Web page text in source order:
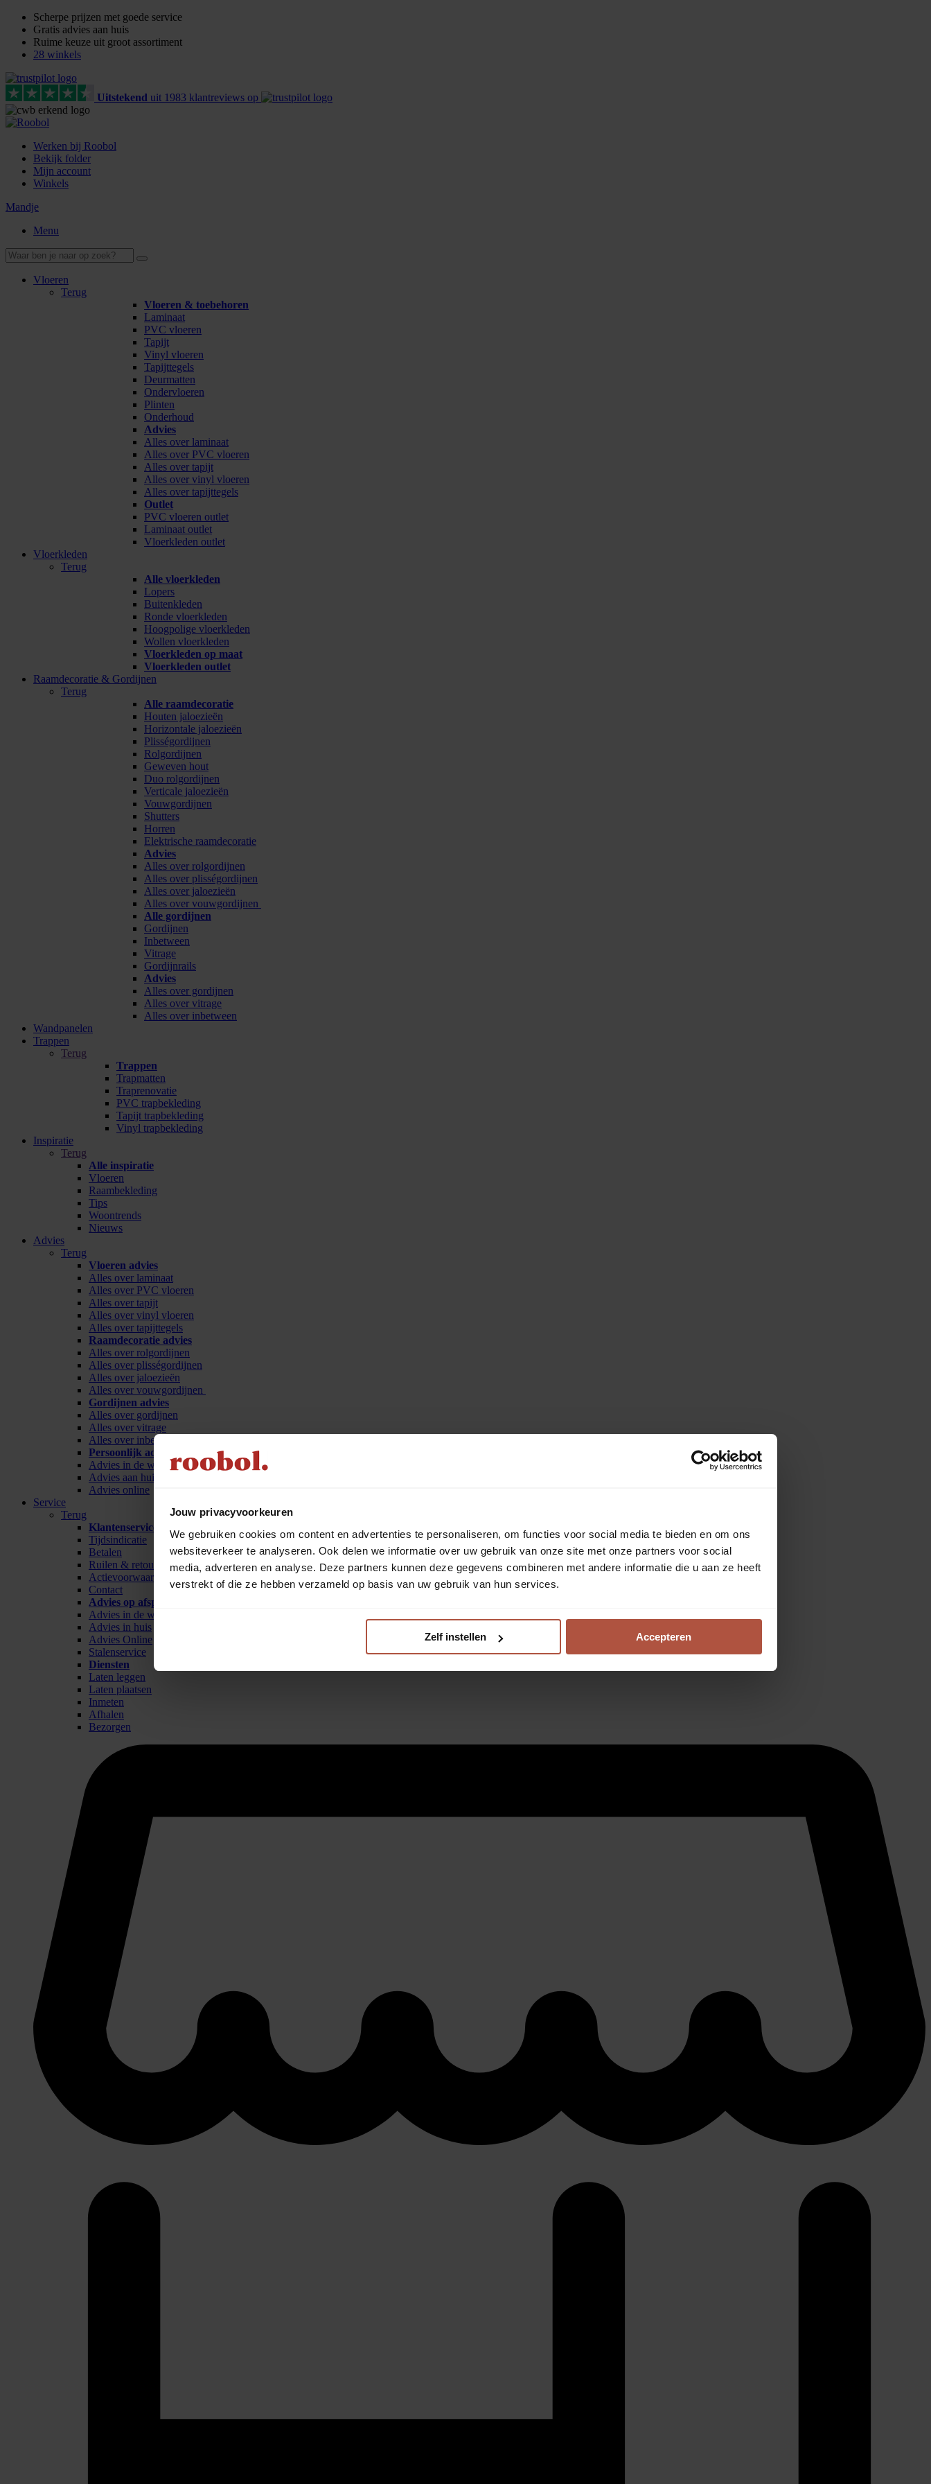
Jouw privacyvoorkeuren
We gebruiken cookies om content en advertenties te personaliseren, om functies voor social media te bieden en om ons
websiteverkeer te analyseren. Ook delen we informatie over uw gebruik van onze site met onze partners voor social
media, adverteren en analyse. Deze partners kunnen deze gegevens combineren met andere informatie die u aan ze heeft
verstrekt of die ze hebben verzameld op basis van uw gebruik van hun services.
Zelf instellen Accepteren
Scherpe prijzen met goede service
Gratis advies aan huis
Ruime keuze uit groot assortiment
28 winkels
Uitstekend uit 1983 klantreviews op
Werken bij Roobol
Bekijk folder
Mijn account
Winkels
Mandje
Menu
Vloeren
Terug
Vloeren & toebehoren
Laminaat
PVC vloeren
Tapijt
Vinyl vloeren
Tapijttegels
Deurmatten
Ondervloeren
Plinten
Onderhoud
Advies
Alles over laminaat
Alles over PVC vloeren
Alles over tapijt
Alles over vinyl vloeren
Alles over tapijttegels
Outlet
PVC vloeren outlet
Laminaat outlet
Vloerkleden outlet
Vloerkleden
Terug
Alle vloerkleden
Lopers
Buitenkleden
Ronde vloerkleden
Hoogpolige vloerkleden
Wollen vloerkleden
Vloerkleden op maat
Vloerkleden outlet
Raamdecoratie & Gordijnen
Terug
Alle raamdecoratie
Houten jaloezieën
Horizontale jaloezieën
Plisségordijnen
Rolgordijnen
Geweven hout
Duo rolgordijnen
Verticale jaloezieën
Vouwgordijnen
Shutters
Horren
Elektrische raamdecoratie
Advies
Alles over rolgordijnen
Alles over plisségordijnen
Alles over jaloezieën
Alles over vouwgordijnen
Alle gordijnen
Gordijnen
Inbetween
Vitrage
Gordijnrails
Advies
Alles over gordijnen
Alles over vitrage
Alles over inbetween
Wandpanelen
Trappen
Terug
Trappen
Trapmatten
Traprenovatie
PVC trapbekleding
Tapijt trapbekleding
Vinyl trapbekleding
Inspiratie
Terug
Alle inspiratie
Vloeren
Raambekleding
Tips
Woontrends
Nieuws
Advies
Terug
Vloeren advies
Alles over laminaat
Alles over PVC vloeren
Alles over tapijt
Alles over vinyl vloeren
Alles over tapijttegels
Raamdecoratie advies
Alles over rolgordijnen
Alles over plisségordijnen
Alles over jaloezieën
Alles over vouwgordijnen
Gordijnen advies
Alles over gordijnen
Alles over vitrage
Alles over inbetween
Persoonlijk advies
Advies in de winkel
Advies aan huis
Advies online
Service
Terug
Klantenservice
Tijdsindicatie
Betalen
Ruilen & retour
Actievoorwaarden
Contact
Advies op afspraak
Advies in de winkel
Advies in huis
Advies Online
Stalenservice
Diensten
Laten leggen
Laten plaatsen
Inmeten
Afhalen
Bezorgen